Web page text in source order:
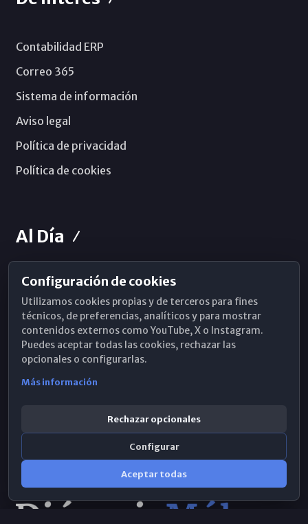
Contabilidad ERP
Correo 365
Sistema de información
Aviso legal
Política de privacidad
Política de cookies
Al Día
Horarios de Misa
Hemeroteca
WhatsApp
Configuración de cookies
Utilizamos cookies propias y de terceros para fines
técnicos, de preferencias, analíticos y para mostrar
contenidos externos como YouTube, X o Instagram.
Puedes aceptar todas las cookies, rechazar las
opcionales o configurarlas.
Más información
Rechazar opcionales
Configurar
Aceptar todas